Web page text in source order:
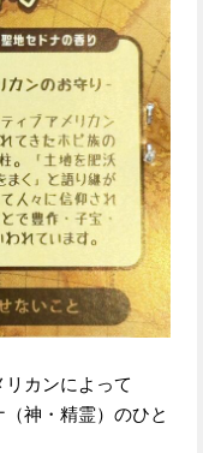
リカンによって
神・精霊）のひと